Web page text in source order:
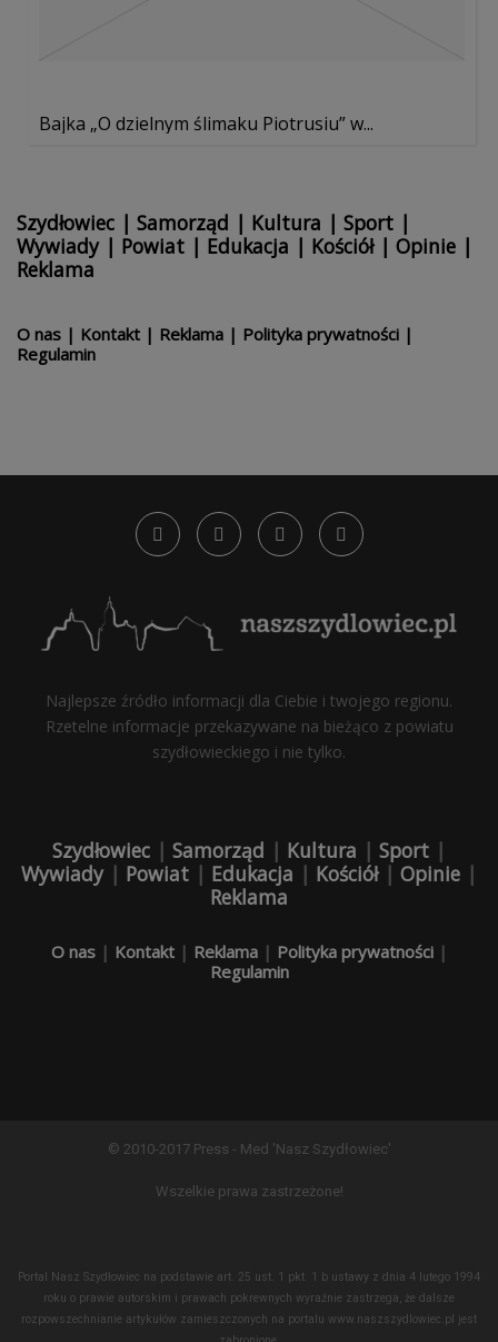
Bajka „O dzielnym ślimaku Piotrusiu” w...
Szydłowiec | Samorząd | Kultura | Sport |
Wywiady| Powiat | Edukacja | Kościół| Opinie |
Reklama
O nas | Kontakt | Reklama | Polityka prywatności |
Regulamin
Najlepsze źródło informacji dla Ciebie i twojego regionu.
Rzetelne informacje przekazywane na bieżąco z powiatu
szydłowieckiego i nie tylko.
Szydłowiec | Samorząd | Kultura | Sport |
Wywiady| Powiat | Edukacja | Kościół| Opinie |
Reklama
O nas| Kontakt| Reklama| Polityka prywatności|
Regulamin
© 2010-2017 Press - Med 'Nasz Szydłowiec'
Wszelkie prawa zastrzeżone!
Portal Nasz Szydłowiec na podstawie art. 25 ust. 1 pkt. 1 b ustawy z dnia 4 lutego 1994
roku o prawie autorskim i prawach pokrewnych wyraźnie zastrzega, że dalsze
rozpowszechnianie artykułów zamieszczonych na portalu www.naszszydlowiec.pl jest